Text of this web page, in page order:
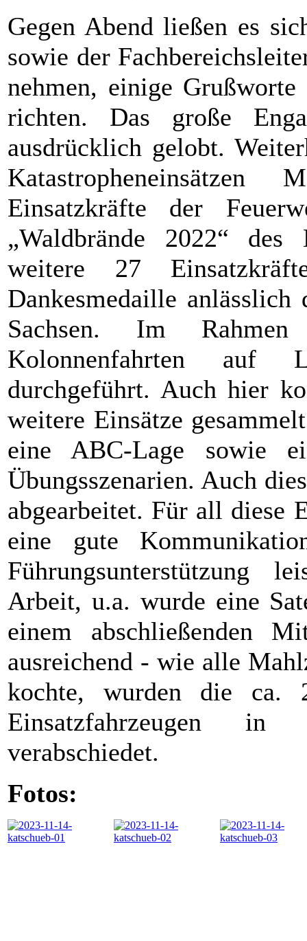
Gegen Abend ließen es
sowie der
nehmen, einige
richten. Das große
ausdrücklich gelobt.
Einsatzkräfte der
„Waldbrände 2022“
weitere 27
Dankesmedaille anlässlich
Sachsen. Im
Kolonnenfahrten auf
durchgeführt. Auch hier
weitere Einsätze
eine ABC-Lage sowie
Übungsszenarien. Auch
abgearbeitet. Für all diese
eine gute
Führungsunterstützung
Arbeit, u.a. wurde eine
einem abschließenden
ausreichend - wie alle
kochte, wurden die ca.
Einsatzfahrzeugen in
verabschiedet.
Fotos: